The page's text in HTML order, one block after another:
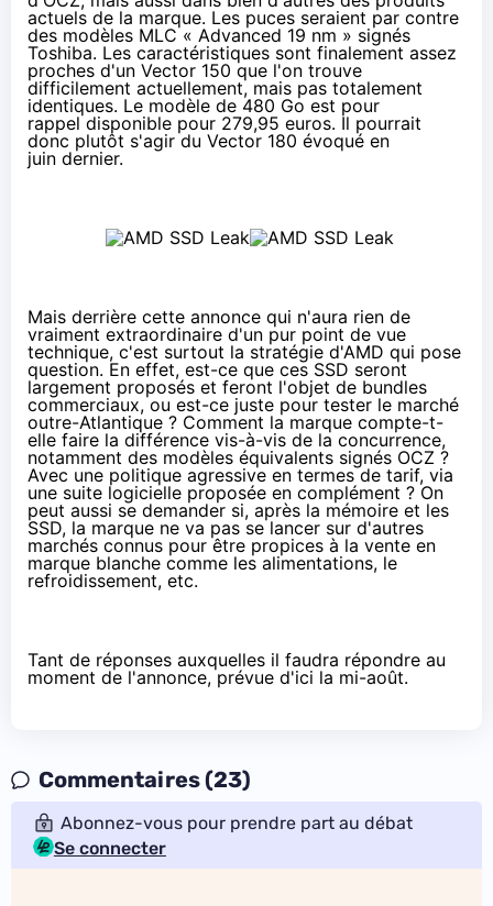
actuels de la marque. Les puces seraient par contre
des modèles MLC « Advanced 19 nm » signés
Toshiba. Les caractéristiques sont finalement assez
proches d'un Vector 150 que l'on trouve
difficilement actuellement, mais pas totalement
identiques. Le modèle de 480 Go est pour
rappel disponible pour 279,95 euros. Il pourrait
donc plutôt s'agir du Vector 180 évoqué en
juin dernier.
Mais derrière cette annonce qui n'aura rien de
vraiment extraordinaire d'un pur point de vue
technique, c'est surtout la stratégie d'AMD qui pose
question. En effet, est-ce que ces SSD seront
largement proposés et feront l'objet de bundles
commerciaux, ou est-ce juste pour tester le marché
outre-Atlantique ? Comment la marque compte-t-
elle faire la différence vis-à-vis de la concurrence,
notamment des modèles équivalents signés OCZ ?
Avec une politique agressive en termes de tarif, via
une suite logicielle proposée en complément ? On
peut aussi se demander si, après la mémoire et les
SSD, la marque ne va pas se lancer sur d'autres
marchés connus pour être propices à la vente en
marque blanche comme les alimentations, le
refroidissement, etc.
Tant de réponses auxquelles il faudra répondre au
moment de l'annonce, prévue d'ici la mi-août.
Commentaires (23)
Abonnez-vous pour prendre part au débat
Se connecter